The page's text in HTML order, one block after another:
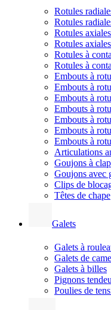
Rotules
Rotules
Rotules
Rotules
Rotules à
Rotules à
Embouts à
Embouts à
Embouts à
Embouts à
Embouts à
Embouts à
Embouts à
Articulations
Goujons à
Goujons avec
Clips de
Têtes de chape
Galets
Galets à
Galets de came
Galets à billes
Pignons
Poulies de